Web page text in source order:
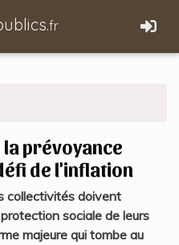
fr
prévoyance
de l'inflation
collectivités doivent
sociale de leurs
majeure qui tombe au